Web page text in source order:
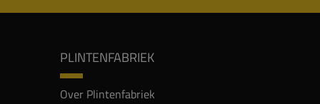
PLINTENFABRIEK
Over Plintenfabriek